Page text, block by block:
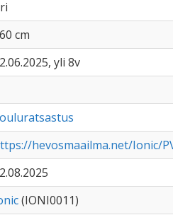
cm
yli 8v
hevosmaailma.net/Ionic/
(IONI0011)